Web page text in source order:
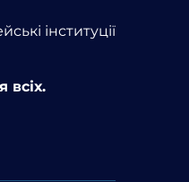
інституції
всіх.